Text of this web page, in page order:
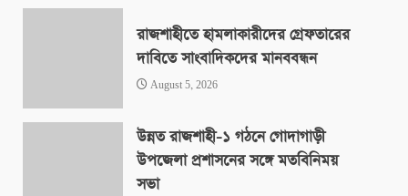
রাজশাহীতে হামলাকারীদের গ্রেফতারের
দাবিতে সাংবাদিকদের মানববন্ধন
August 5, 2026
উন্নত রাজশাহী-১ গঠনে গোদাগাড়ী
উপজেলা প্রশাসনের সঙ্গে মতবিনিময়
সভা